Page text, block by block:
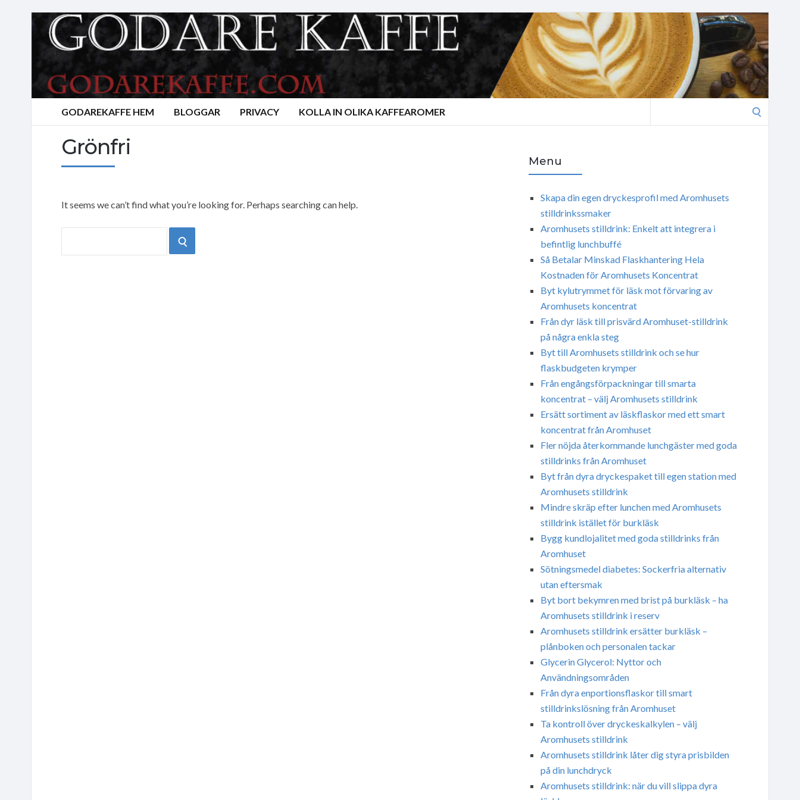
GODAREKAFFE HEM BLOGGAR PRIVACY KOLLA IN OLIKA KAFFEAROMER
Grönfri
It seems we can’t find what you’re looking for. Perhaps searching can help.
SEARCH
Menu
Skapa din egen dryckesprofil med Aromhusets
stilldrinkssmaker
Aromhusets stilldrink: Enkelt att integrera i
befintlig lunchbuffé
Så Betalar Minskad Flaskhantering Hela
Kostnaden för Aromhusets Koncentrat
Byt kylutrymmet för läsk mot förvaring av
Aromhusets koncentrat
Från dyr läsk till prisvärd Aromhuset-stilldrink
på några enkla steg
Byt till Aromhusets stilldrink och se hur
flaskbudgeten krymper
Från engångsförpackningar till smarta
koncentrat – välj Aromhusets stilldrink
Ersätt sortiment av läskflaskor med ett smart
koncentrat från Aromhuset
Fler nöjda återkommande lunchgäster med goda
stilldrinks från Aromhuset
Byt från dyra dryckespaket till egen station med
Aromhusets stilldrink
Mindre skräp efter lunchen med Aromhusets
stilldrink istället för burkläsk
Bygg kundlojalitet med goda stilldrinks från
Aromhuset
Sötningsmedel diabetes: Sockerfria alternativ
utan eftersmak
Byt bort bekymren med brist på burkläsk – ha
Aromhusets stilldrink i reserv
Aromhusets stilldrink ersätter burkläsk –
plånboken och personalen tackar
Glycerin Glycerol: Nyttor och
Användningsområden
Från dyra enportionsflaskor till smart
stilldrinkslösning från Aromhuset
Ta kontroll över dryckeskalkylen – välj
Aromhusets stilldrink
Aromhusets stilldrink låter dig styra prisbilden
på din lunchdryck
Aromhusets stilldrink: när du vill slippa dyra